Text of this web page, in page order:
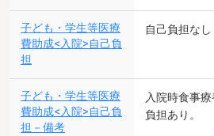
子ども・学生等医療
費助成<入院>自己負
担
自己負担なし
子ども・学生等医療
費助成<入院>自己負
担－備考
入院時食事
負担あり。